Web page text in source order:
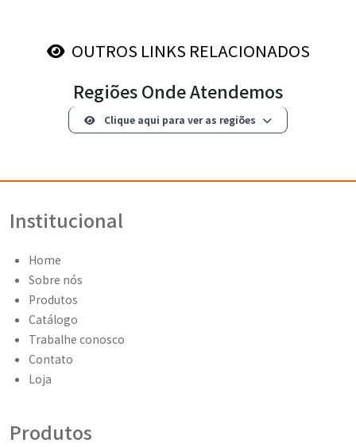
OUTROS LINKS RELACIONADOS
Regiões Onde Atendemos
Clique aqui para ver as regiões
Institucional
Home
Sobre nós
Produtos
Catálogo
Trabalhe conosco
Contato
Loja
Produtos